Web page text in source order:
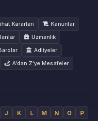
Kararları
Kanunlar
Uzmanlık
Adliyeler
A'dan Z'ye Mesafeler
J K L M N O
P